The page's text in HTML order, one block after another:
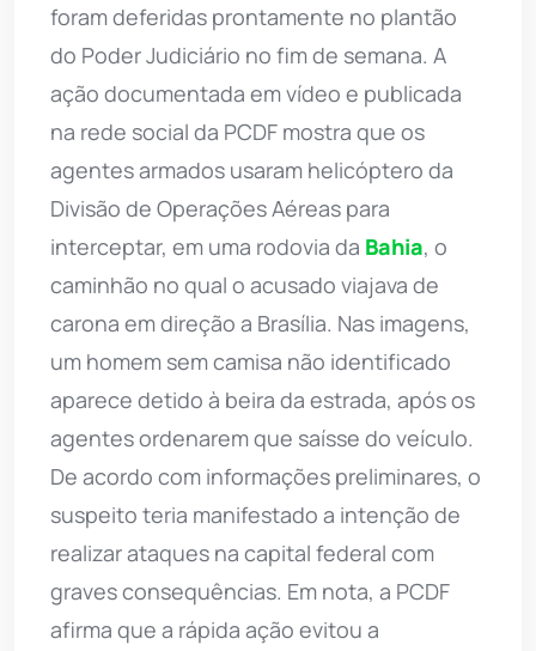
foram deferidas prontamente no plantão
do Poder Judiciário no fim de semana. A
ação documentada em vídeo e publicada
na rede social da PCDF mostra que os
agentes armados usaram helicóptero da
Divisão de Operações Aéreas para
interceptar, em uma rodovia da Bahia, o
caminhão no qual o acusado viajava de
carona em direção a Brasília. Nas imagens,
um homem sem camisa não identificado
aparece detido à beira da estrada, após os
agentes ordenarem que saísse do veículo.
De acordo com informações preliminares, o
suspeito teria manifestado a intenção de
realizar ataques na capital federal com
graves consequências. Em nota, a PCDF
afirma que a rápida ação evitou a